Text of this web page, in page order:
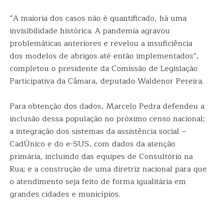
“A maioria dos casos não é quantificado, há uma
invisibilidade histórica. A pandemia agravou
problemáticas anteriores e revelou a insuficiência
dos modelos de abrigos até então implementados”,
completou o presidente da Comissão de Legislação
Participativa da Câmara, deputado Waldenor Pereira.
Para obtenção dos dados, Marcelo Pedra defendeu a
inclusão dessa população no próximo censo nacional;
a integração dos sistemas da assistência social –
CadÚnico e do e-SUS, com dados da atenção
primária, incluindo das equipes de Consultório na
Rua; e a construção de uma diretriz nacional para que
o atendimento seja feito de forma igualitária em
grandes cidades e municípios.